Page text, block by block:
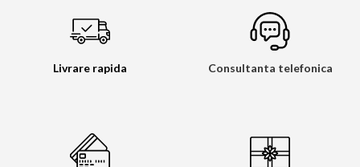
Livrare rapida Consultanta telefonica